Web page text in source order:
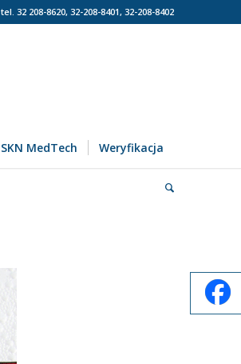
tel. 32 208-8620, 32-208-8401, 32-208-8402
SKN MedTech Weryfikacja